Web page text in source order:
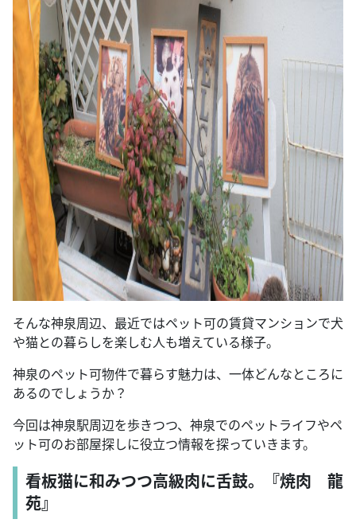
そんな神泉周辺、最近ではペット可の賃貸マンションで犬
や猫との暮らしを楽しむ人も増えている様子。
神泉のペット可物件で暮らす魅力は、一体どんなところに
あるのでしょうか？
今回は神泉駅周辺を歩きつつ、神泉でのペットライフやペ
ット可のお部屋探しに役立つ情報を探っていきます。
看板猫に和みつつ高級肉に舌鼓。『焼肉 龍
苑』